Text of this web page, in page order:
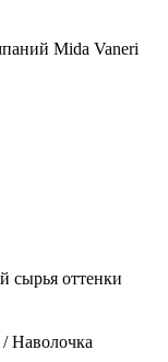
Mida Vaneri
сырья оттенки
/Наволочка